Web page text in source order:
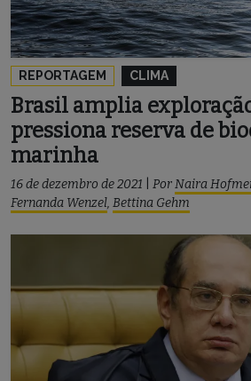
REPORTAGEM CLIMA
Brasil amplia
pressiona reserva de
marinha
16 de dezembro de 2021 PorNaira
Fernanda Wenzel, Bettina Gehm